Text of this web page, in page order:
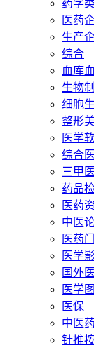
药学
医药
生产
综合
血库
生物
细胞
整形
医学
综合
三甲
药品
医药
中医
医药
医学
国外
医学
医保
中医
针推